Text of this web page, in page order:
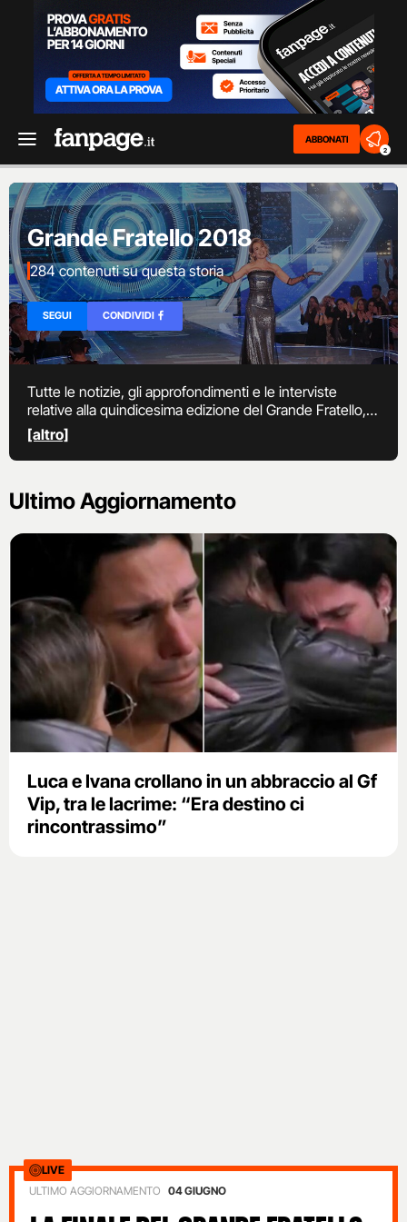
ABBONATI
2
Grande Fratello 2018
284 contenuti su questa storia
SEGUI CONDIVIDI
Tutte le notizie, gli approfondimenti e le interviste
relative alla quindicesima edizione del Grande Fratello,
che segna il ritorno di Barbara D'Urso alla conduzione.
[altro]
Ultimo Aggiornamento
Luca e Ivana crollano in un abbraccio al Gf
Vip, tra le lacrime: “Era destino ci
rincontrassimo”
LIVE
ULTIMO AGGIORNAMENTO 04 GIUGNO